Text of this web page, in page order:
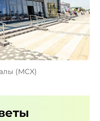
(MCX)